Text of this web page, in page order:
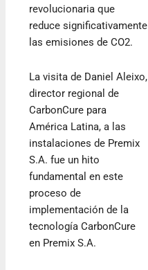
revolucionaria que
reduce significativamente
las emisiones de CO2.
La visita de Daniel Aleixo,
director regional de
CarbonCure para
América Latina, a las
instalaciones de Premix
S.A. fue un hito
fundamental en este
proceso de
implementación de la
tecnología CarbonCure
en Premix S.A.